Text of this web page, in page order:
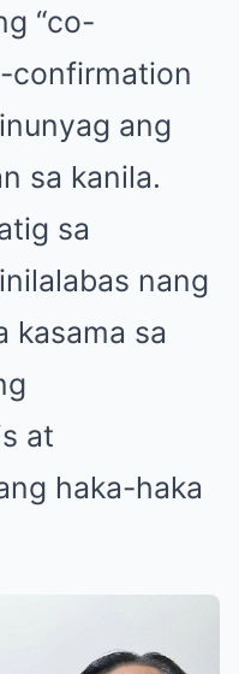
“co-
confirmation
ang
sa kanila.
sa
nang
kasama sa
at
haka-haka